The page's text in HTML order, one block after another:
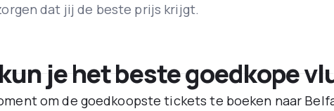
dat jij de beste prijs krijgt.
je het beste goedkope
om de goedkoopste tickets te boeken naar